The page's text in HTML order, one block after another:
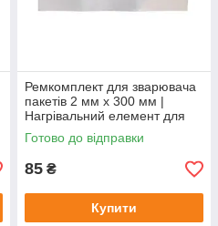
Ремкомплект для зварювача
пакетів 2 мм x 300 мм |
Нагрівальний елемент для
FS300, PFS300, SF300,
PSF300 Китай
Готово до відправки
85 ₴
Купити